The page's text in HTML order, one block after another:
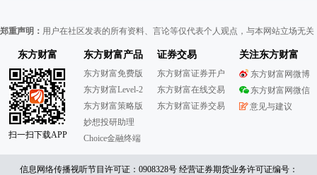
郑重声明： 用户在社区发表的所有资料、言论等仅代表个人观点，与本网站立场无
东方财富
扫一扫下载APP
东方财富产品
东方财富免费版
东方财富Level-2
东方财富策略版
妙想投研助理
Choice金融终端
证券交易
东方财富证券开户
东方财富在线交易
东方财富证券交易
关注东方财富
东方财富网微博
东方财富网微信
意见与建议
信息网络传播视听节目许可证：0908328号 经营证券期货业务许可证编号：